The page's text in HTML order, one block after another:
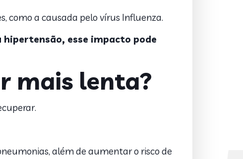
como a causada pelo vírus Influenza.
hipertensão, esse impacto pode
mais lenta?
além de aumentar o risco de